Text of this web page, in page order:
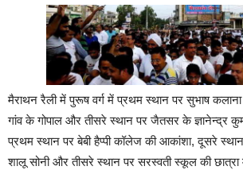
मैराथन रैली में पुरूष वर्ग में प्रथम स्थान पर सुभाष कलाना ,
गांव के गोपाल और तीसरे स्थान पर जैतसर के ज्ञानेन्द्र
प्रथम स्थान पर बेबी हैप्पी कॉलेज की आकांशा, दूसरे
शालू सोनी और तीसरे स्थान पर सरस्वती स्कूल की